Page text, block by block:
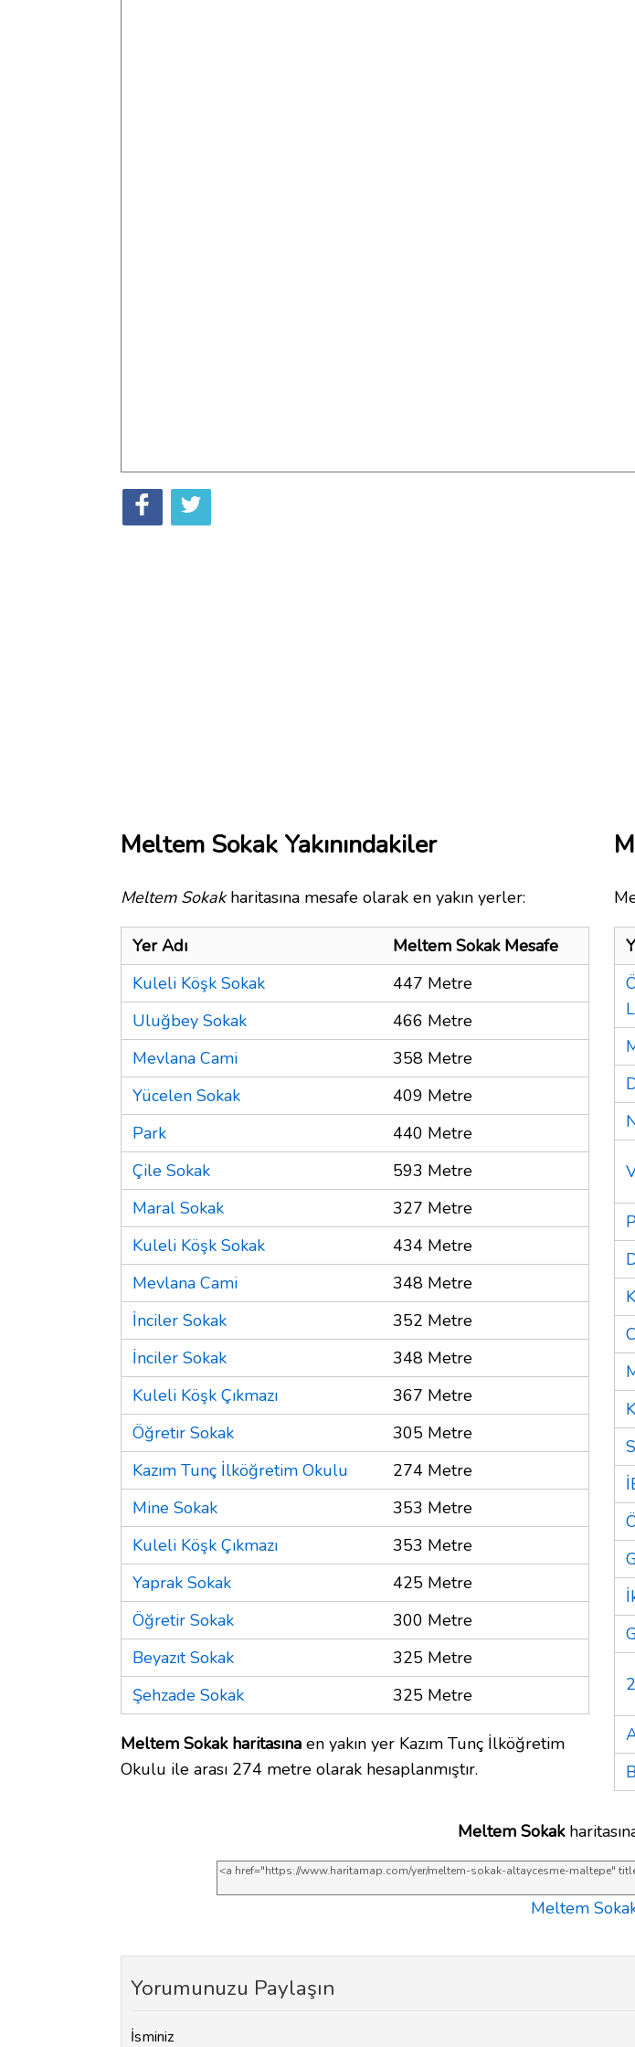
Meltem Sokak Yakınındakiler
Meltem Sokakharitasına mesafe olarak en yakın yerler:
Yer Adı
Meltem Sokak Mesafe
Kuleli Köşk Sokak
447 Metre
Uluğbey Sokak
466 Metre
Mevlana Cami
358 Metre
Yücelen Sokak
409 Metre
Park
440 Metre
Çile Sokak
593 Metre
Maral Sokak
327 Metre
Kuleli Köşk Sokak
434 Metre
Mevlana Cami
348 Metre
İnciler Sokak
352 Metre
İnciler Sokak
348 Metre
Kuleli Köşk Çıkmazı
367 Metre
Öğretir Sokak
305 Metre
Kazım Tunç İlköğretim Okulu
274 Metre
Mine Sokak
353 Metre
Kuleli Köşk Çıkmazı
353 Metre
Yaprak Sokak
425 Metre
Öğretir Sokak
300 Metre
Beyazıt Sokak
325 Metre
Şehzade Sokak
325 Metre
Meltem Sokak haritasına en yakın yer Kazım Tunç İlköğretim
Okulu ile arası 274 metre olarak hesaplanmıştır.
Meltem Sokak
Meltem
Yorumunuzu Paylaşın
İsminiz